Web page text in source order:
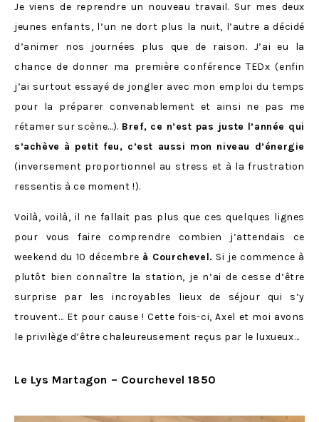
Je viens de reprendre un nouveau travail. Sur mes deux
jeunes enfants, l’un ne dort plus la nuit, l’autre a décidé
d’animer nos journées plus que de raison. J’ai eu la
chance de donner ma première conférence TEDx (enfin
j’ai surtout essayé de jongler avec mon emploi du temps
pour la préparer convenablement et ainsi ne pas me
rétamer sur scène…). Bref, ce n’est pas juste l’année qui
s’achève à petit feu, c’est aussi mon niveau d’énergie
(inversement proportionnel au stress et à la frustration
ressentis à ce moment !).
Voilà, voilà, il ne fallait pas plus que ces quelques lignes
pour vous faire comprendre combien j’attendais ce
weekend du 10 décembre à Courchevel. Si je commence à
plutôt bien connaître la station, je n’ai de cesse d’être
surprise par les incroyables lieux de séjour qui s’y
trouvent… Et pour cause ! Cette fois-ci, Axel et moi avons
le privilège d’être chaleureusement reçus par le luxueux…
Le Lys Martagon – Courchevel 1850